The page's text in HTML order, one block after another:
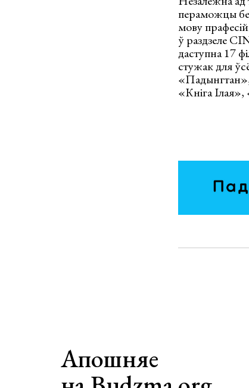
пераможцы
мову
ў раздзеле
даступна 17
стужак для
«Кніга
Апошняе